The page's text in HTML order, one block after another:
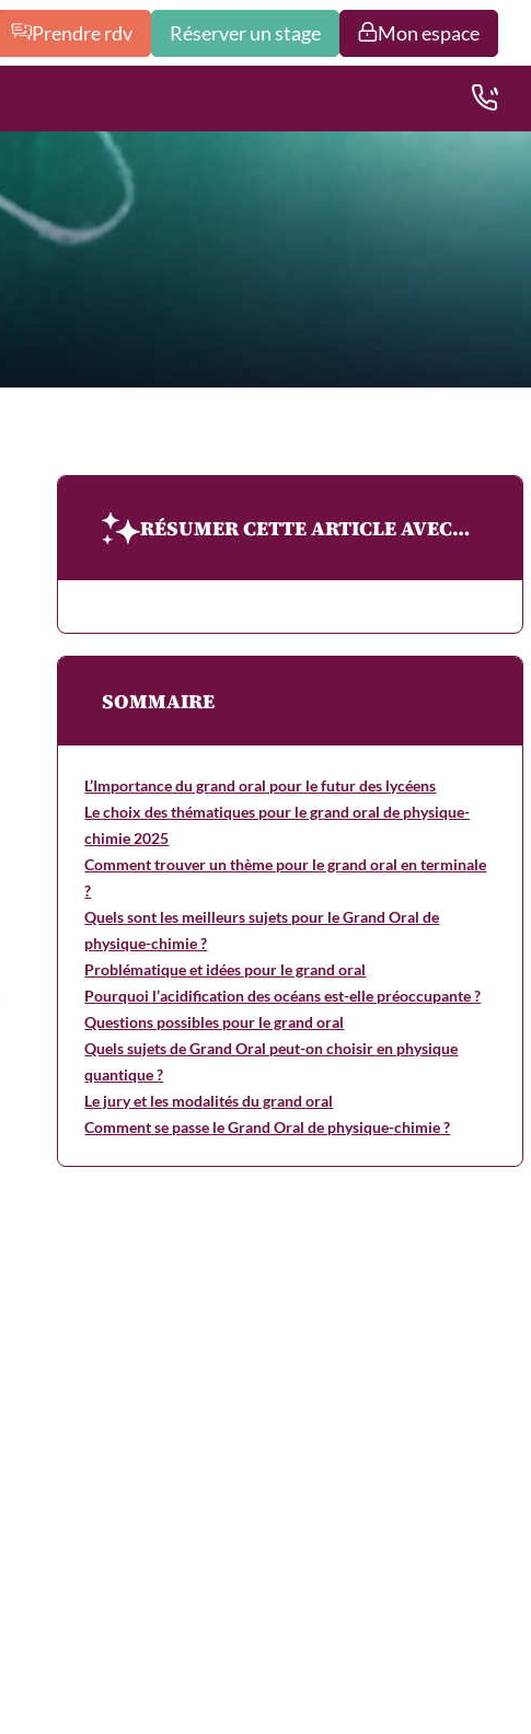
Prendre rdv Réserver un stage Mon espace
RÉSUMER CETTE ARTICLE AVEC…
SOMMAIRE
L’Importance du grand oral pour le futur des lycéens
Le choix des thématiques pour le grand oral de physique-
chimie 2025
Comment trouver un thème pour le grand oral en terminale
?
Quels sont les meilleurs sujets pour le Grand Oral de
physique-chimie ?
Problématique et idées pour le grand oral
Pourquoi l’acidification des océans est-elle préoccupante ?
Questions possibles pour le grand oral
Quels sujets de Grand Oral peut-on choisir en physique
quantique ?
Le jury et les modalités du grand oral
Comment se passe le Grand Oral de physique-chimie ?